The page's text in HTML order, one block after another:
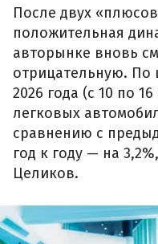
После двух
положительная
авторынке вновь
отрицательную. По
2026 года (с 10 по
легковых
сравнению с
год к году — на
Целиков.